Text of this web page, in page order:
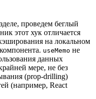
проведем беглый
этот хук отличается
на локальном
useMemo не
данных
мере, не без
(prop-drilling)
(например, React